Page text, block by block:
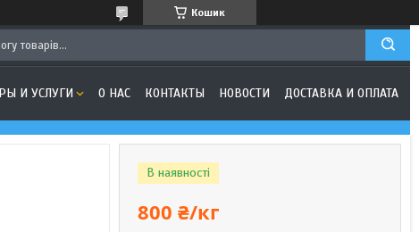
Кошик
И УСЛУГИ О НАС КОНТАКТЫ НОВОСТИ ДОСТАВКА И ОПЛАТА
В наявності
800 ₴/кг